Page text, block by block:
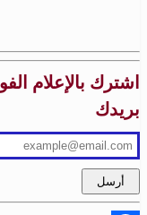
اشترك بالإعلام
بريدك